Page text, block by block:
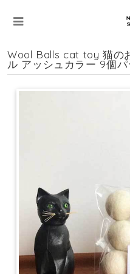
Wool Balls cat toy 猫の
ル アッシュカラー 9個パ